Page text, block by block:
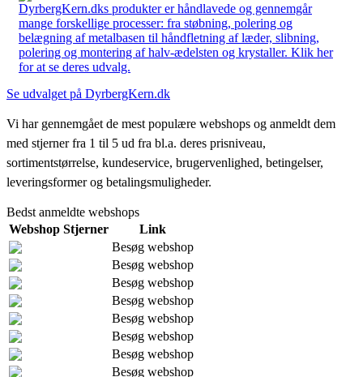
DyrbergKern.dks produkter er håndlavede og gennemgår
mange forskellige processer: fra støbning, polering og
belægning af metalbasen til håndfletning af læder, slibning,
polering og montering af halv-ædelsten og krystaller. Klik her
for at se deres udvalg.
Se udvalget på DyrbergKern.dk
Vi har gennemgået de mest populære webshops og anmeldt dem
med stjerner fra 1 til 5 ud fra bl.a. deres prisniveau,
sortimentstørrelse, kundeservice, brugervenlighed, betingelser,
leveringsformer og betalingsmuligheder.
Bedst anmeldte webshops
Webshop Stjerner
Link
Besøg webshop
Besøg webshop
Besøg webshop
Besøg webshop
Besøg webshop
Besøg webshop
Besøg webshop
Besøg webshop